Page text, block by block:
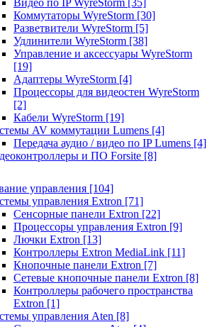
Видео по IP WyreStorm [35]
Коммутаторы WyreStorm [30]
Разветвители WyreStorm [5]
Удлинители WyreStorm [38]
Управление и аксессуары WyreStorm
[19]
Адаптеры WyreStorm [4]
Процессоры для видеостен WyreStorm
[2]
Кабели WyreStorm [19]
AV коммутации Lumens [4]
Передача аудио / видео по IP Lumens [4]
и ПО Forsite [8]
управления [104]
управления Extron [71]
Сенсорные панели Extron [22]
Процессоры управления Extron [9]
Лючки Extron [13]
Контроллеры Extron MediaLink [11]
Кнопочные панели Extron [7]
Сетевые кнопочные панели Extron [8]
Контроллеры рабочего пространства
Extron [1]
управления Aten [8]